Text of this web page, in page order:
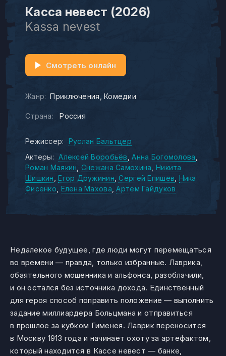
Касса невест (2026)
Kassa nevest
Жанр: Приключения Комедии
Страна: Россия
Смотреть онлайн
Режиссер:
Руслан Бальтцер
Актеры:
Алексей Воробьёв
Анна Богомолова
Роман Маякин Снежана Самохина Никита
Шишкин
Егор Дружинин Сергей Епишев Ника
Фисенко Елена Махова Артем Гайдуков
Недалекое будущее, где люди могут перемещаться
во времени — правда, только избранные. Лаврика,
обаятельного мошенника и альфонса, разоблачили,
и он остался без источника дохода. Единственный
для героя способ поправить положение — выполнить
задание миллиардера Больцмана и отправиться
в прошлое за кубком Гименея. Лаврик переносится
в Москву 1913 года и начинает охоту за артефактом,
который находится в Кассе невест — банке,